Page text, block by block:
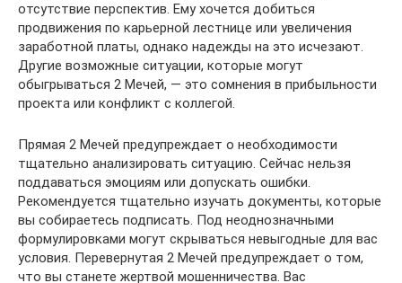
отсутствие перспектив. Ему хочется добиться
продвижения по карьерной лестнице или увеличения
заработной платы, однако надежды на это исчезают.
Другие возможные ситуации, которые могут
обыгрываться 2 Мечей, — это сомнения в прибыльности
проекта или конфликт с коллегой.
Прямая 2 Мечей предупреждает о необходимости
тщательно анализировать ситуацию. Сейчас нельзя
поддаваться эмоциям или допускать ошибки.
Рекомендуется тщательно изучать документы, которые
вы собираетесь подписать. Под неоднозначными
формулировками могут скрываться невыгодные для вас
условия. Перевернутая 2 Мечей предупреждает о том,
что вы станете жертвой мошенничества. Вас